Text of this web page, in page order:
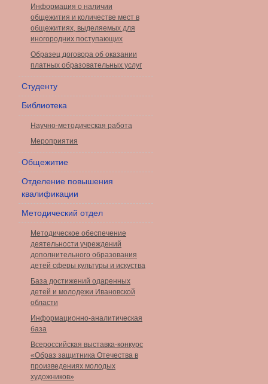
Информация о наличии
общежития и количестве мест в
общежитиях, выделяемых для
иногородних поступающих
Образец договора об оказании
платных образовательных услуг
Студенту
Библиотека
Научно-методическая работа
Мероприятия
Общежитие
Отделение повышения
квалификации
Методический отдел
Методическое обеспечение
деятельности учреждений
дополнительного образования
детей сферы культуры и искуства
База достижений одаренных
детей и молодежи Ивановской
области
Информационно-аналитическая
база
Всероссийская выставка-конкурс
«Образ защитника Отечества в
произведениях молодых
художников»